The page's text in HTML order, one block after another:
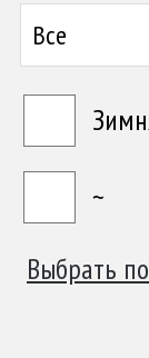
Все
~
Выбрать